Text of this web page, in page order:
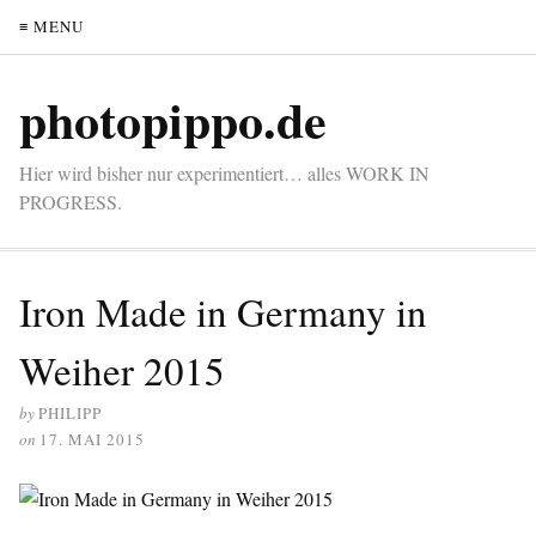
≡ MENU
photopippo.de
Hier wird bisher nur experimentiert… alles WORK IN
PROGRESS.
Iron Made in Germany in
Weiher 2015
byPHILIPP
on 17. MAI 2015